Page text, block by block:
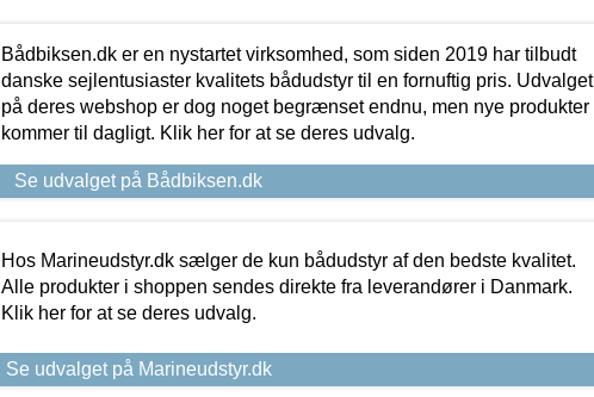
Bådbiksen.dk er en nystartet virksomhed, som siden 2019 har tilbudt
danske sejlentusiaster kvalitets bådudstyr til en fornuftig pris. Udvalget
på deres webshop er dog noget begrænset endnu, men nye produkter
kommer til dagligt. Klik her for at se deres udvalg.
Se udvalget på Bådbiksen.dk
Hos Marineudstyr.dk sælger de kun bådudstyr af den bedste kvalitet.
Alle produkter i shoppen sendes direkte fra leverandører i Danmark.
Klik her for at se deres udvalg.
Se udvalget på Marineudstyr.dk